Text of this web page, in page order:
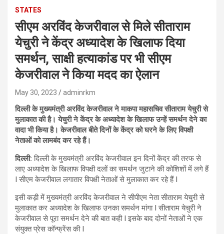
STATES
सीएम अरविंद केजरीवाल से मिले सीताराम
येचुरी ने केंद्र अध्यादेश के खिलाफ दिया
समर्थन, साक्षी हत्याकांड पर भी सीएम
केजरीवाल ने किया मदद का ऐलान
May 30, 2023 adminrkm
दिल्ली के मुख्यमंत्री अरविंद केजरीवाल ने माकपा महासचिव सीताराम येचुरी से
मुलाकात की है। येचुरी ने केंद्र के अध्यादेश के खिलाफ उन्हें समर्थन देने का
वादा भी किया है। केजरीवाल बीते दिनों के केंद्र को घरने के लिए विपक्षी
नेताओं को लामबंद कर रहे हैं।
दिल्ली: दिल्ली के मुख्यमंत्री अरविंद केजरीवाल इन दिनों केंद्र की तरफ से
लाए अध्यादेश के खिलाफ विपक्षी दलों का समर्थन जुटाने की कोशिशों में लगे हैं
I सीएम केजरीवाल लगातार विपक्षी नेताओं से मुलाकात कर रहे हैं I
इसी कड़ी में मुख्यमंत्री अरविंद केजरीवाल ने सीपीएम नेता सीताराम येचुरी से
मुलाकात कर अध्यादेश के खिलाफ उनका समर्थन मांगा I सीताराम येचुरी ने
केजरीवाल से पूरा समर्थन देने की बात कही I इसके बाद दोनों नेताओं ने एक
संयुक्त प्रेस कॉन्फ्रेंस की I